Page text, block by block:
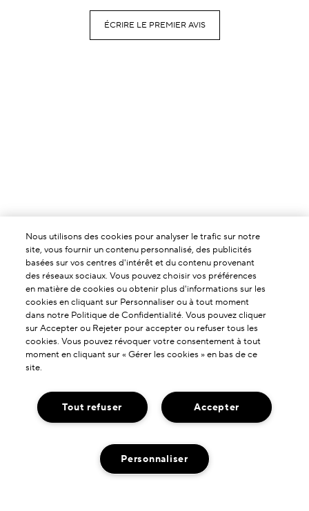
ÉCRIRE LE PREMIER AVIS
À PROPOS DE NOUS
L'Art de la Formulation
Nous utilisons des cookies pour analyser le trafic sur notre
site, vous fournir un contenu personnalisé, des publicités
basées sur vos centres d'intérêt et du contenu provenant
des réseaux sociaux. Vous pouvez choisir vos préférences
en matière de cookies ou obtenir plus d'informations sur les
cookies en cliquant sur Personnaliser ou à tout moment
dans notre Politique de Confidentialité. Vous pouvez cliquer
sur Accepter ou Rejeter pour accepter ou refuser tous les
cookies. Vous pouvez révoquer votre consentement à tout
moment en cliquant sur « Gérer les cookies » en bas de ce
site.
Accepter
Tout refuser
Personnaliser